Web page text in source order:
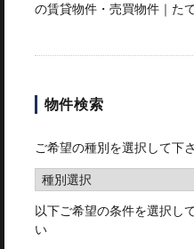
の賃貸物件・売買物件｜た
物件検索
ご希望の種別を選択して下
以下ご希望の条件を選択し
い